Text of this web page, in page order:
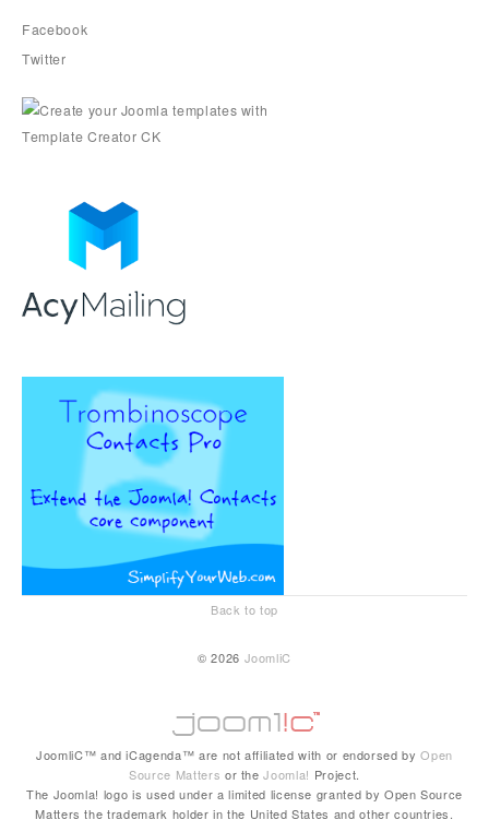
Facebook
Twitter
Back to top
© 2026 JoomliC
JoomliC™ and iCagenda™ are not affiliated with or endorsed byOpen
Source Matters or theJoomla! Project.
The Joomla! logo is used under a limited license granted by Open Source
Matters the trademark holder in the United States and other countries.